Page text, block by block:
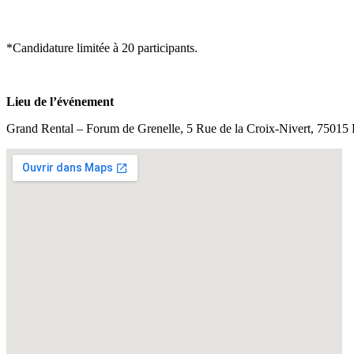
*Candidature limitée à 20 participants.
Lieu de l’événement
Grand Rental – Forum de Grenelle, 5 Rue de la Croix-Nivert, 75015